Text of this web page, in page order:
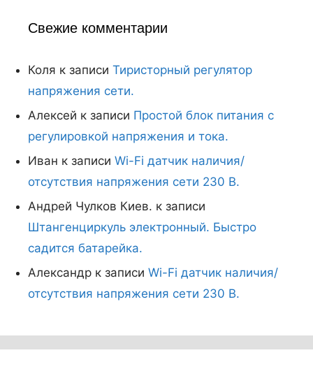
Свежие комментарии
Коля к записи Тиристорный регулятор
напряжения сети.
Алексей к записи Простой блок питания с
регулировкой напряжения и тока.
Иван к записи Wi-Fi датчик наличия/
отсутствия напряжения сети 230 В.
Андрей Чулков Киев. к записи
Штангенциркуль электронный. Быстро
садится батарейка.
Александр к записи Wi-Fi датчик наличия/
отсутствия напряжения сети 230 В.